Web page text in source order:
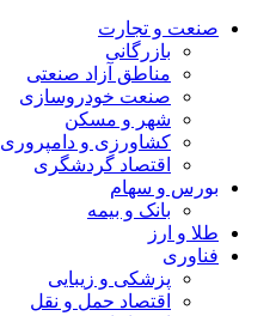
صنعت و تجارت
بازرگانی
مناطق آزاد صنعتی
صنعت خودروسازی
شهر و مسکن
کشاورزی و دامپروری
اقتصاد گردشگری
بورس و سهام
بانک و بیمه
طلا و ارز
فناوری
پزشکی و زیبایی
اقتصاد حمل و نقل